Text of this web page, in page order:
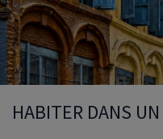
HABITER DANS